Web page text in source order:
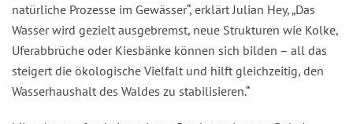
natürliche Prozesse im Gewässer“, erklärt Julian Hey, „Das
Wasser wird gezielt ausgebremst, neue Strukturen wie Kolke,
Uferabbrüche oder Kiesbänke können sich bilden – all das
steigert die ökologische Vielfalt und hilft gleichzeitig, den
Wasserhaushalt des Waldes zu stabilisieren.“